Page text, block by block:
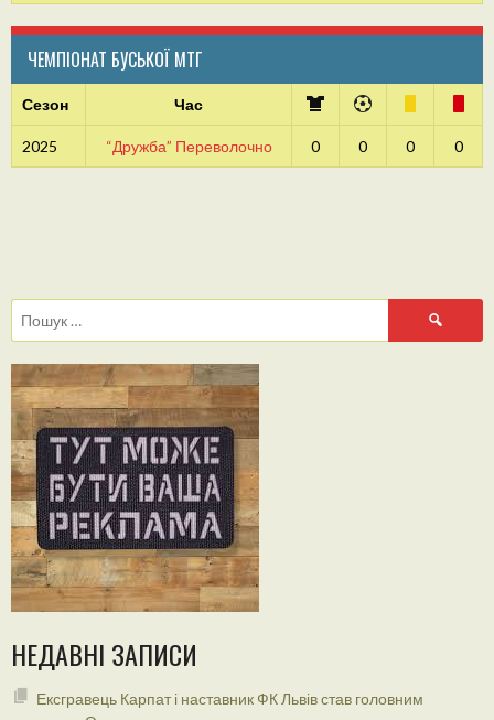
ЧЕМПІОНАТ БУСЬКОЇ МТГ
Сезон Час
2025 “Дружба” Переволочно 0 0 0 0
Пошук:
НЕДАВНІ ЗАПИСИ
Ексгравець Карпат і наставник ФК Львів став головним